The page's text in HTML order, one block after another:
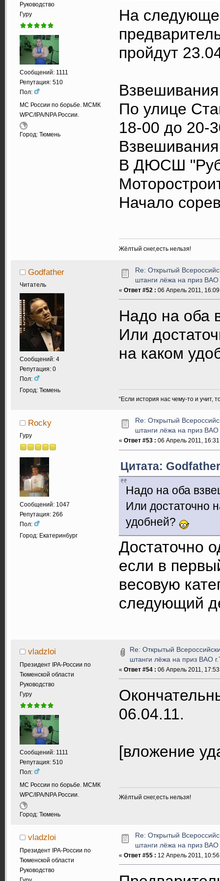
Руководство
Гуру
Сообщений: 1111
Репутация: 510
Пол:
МС России по борьбе. МСМК
WPC/IPA/NPA России.
Город: Тюмень
На
пройдут
По улице
18-00 до 20-
В ДЮСШ
Начало
Жёлтый снег,есть нельзя!
Godfather
Читатель
Сообщений: 4
Репутация: 0
Пол:
Город: Тюмень
Re: Открытый
штанги лёжа на приз ВАО
« Ответ #52 : 06 Апрель 2011,
Надо на оба
Или
на каком
“Если история нас чему-то и учит,
Rocky
Гуру
Сообщений: 1047
Репутация: 266
Пол:
Город: Екатеринбург
Re: Открытый
штанги лёжа на приз ВАО
« Ответ #53 : 06 Апрель 2011,
Цитата:
Надо на оба
Или достаточно
удобней?
Достаточно
если в
весовую
следующий
vladzloi
Президент IPA-России по
Тюменской области
Руководство
Гуру
Сообщений: 1111
Репутация: 510
Пол:
МС России по борьбе. МСМК
WPC/IPA/NPA России.
Город: Тюмень
Re: Открытый
штанги лёжа на приз ВАО
« Ответ #54 : 06 Апрель 2011,
06.04.11.
[вложение
Жёлтый снег,есть нельзя!
vladzloi
Президент IPA-России по
Тюменской области
Руководство
Re: Открытый
штанги лёжа на приз ВАО
« Ответ #55 : 12 Апрель 2011,